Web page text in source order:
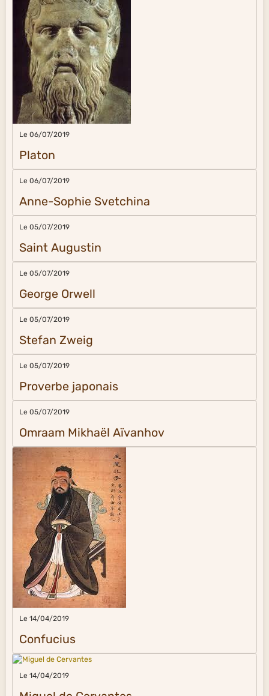
Le 06/07/2019
Platon
Le 06/07/2019
Anne-Sophie Svetchina
Le 05/07/2019
Saint Augustin
Le 05/07/2019
George Orwell
Le 05/07/2019
Stefan Zweig
Le 05/07/2019
Proverbe japonais
Le 05/07/2019
Omraam Mikhaël Aïvanhov
Le 14/04/2019
Confucius
Le 14/04/2019